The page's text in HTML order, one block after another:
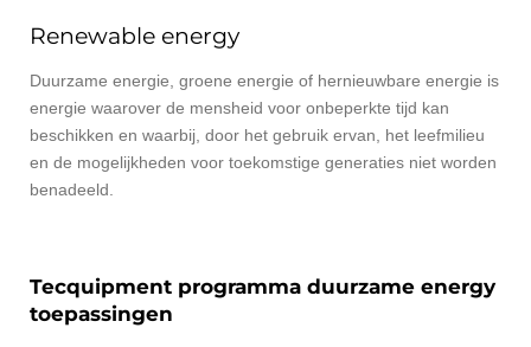
Renewable energy
Duurzame energie, groene energie of hernieuwbare energie is
energie waarover de mensheid voor onbeperkte tijd kan
beschikken en waarbij, door het gebruik ervan, het leefmilieu
en de mogelijkheden voor toekomstige generaties niet worden
benadeeld.
Tecquipment programma duurzame energy
toepassingen